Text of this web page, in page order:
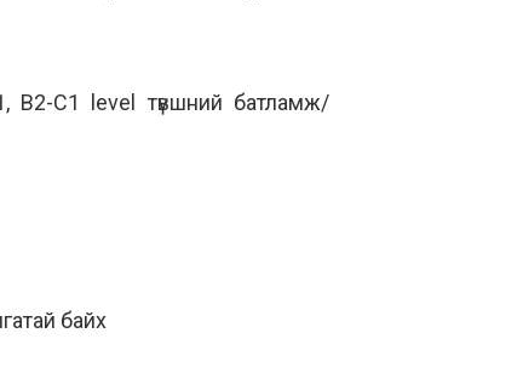
B2-C1 level түвшний батламж/
байх